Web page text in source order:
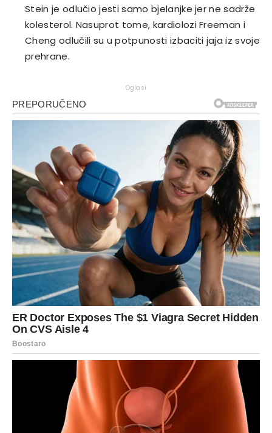
Stein je odlučio jesti samo bjelanjke jer ne sadrže
kolesterol. Nasuprot tome, kardiolozi Freeman i
Cheng odlučili su u potpunosti izbaciti jaja iz svoje
prehrane.
Oglasi